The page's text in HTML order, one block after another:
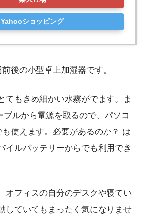
Yahooショッピング
後の小型卓上加湿器です。
てもきめ細かい水霧がでます。ま
ブルから電源を取るので、パソコ
使えます。必要があるのか？ は
イルバッテリーからでも利用でき
オフィスの自分のデスクや寝てい
していてもまったく気になりませ